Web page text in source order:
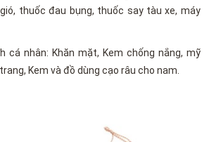
thuốc đau bụng, thuốc say tàu xe, máy
nhân: Khăn mặt, Kem chống nắng, mỹ
Kem và đồ dùng cạo râu cho nam.